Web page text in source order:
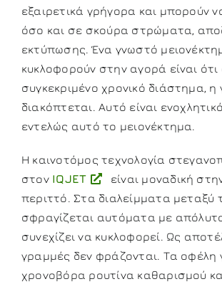
εξαιρετικά γρήγορα και
όσο και σε σκούρα στρώματα,
εκτύπωσης. Ένα γνωστό
κυκλοφορούν στην αγορά είναι
συγκεκριμένο χρονικό διάστημα,
διακόπτεται. Αυτό είναι
εντελώς αυτό το μειονέκτημα.
Η καινοτόμος τεχνολογία
στον IQJET
είναι μοναδική
περιττό. Στα διαλείμματα
σφραγίζεται αυτόματα με
συνεχίζει να κυκλοφορεί. Ως
γραμμές δεν φράζονται. Τα οφέλη
χρονοβόρα ρουτίνα καθαρισμού